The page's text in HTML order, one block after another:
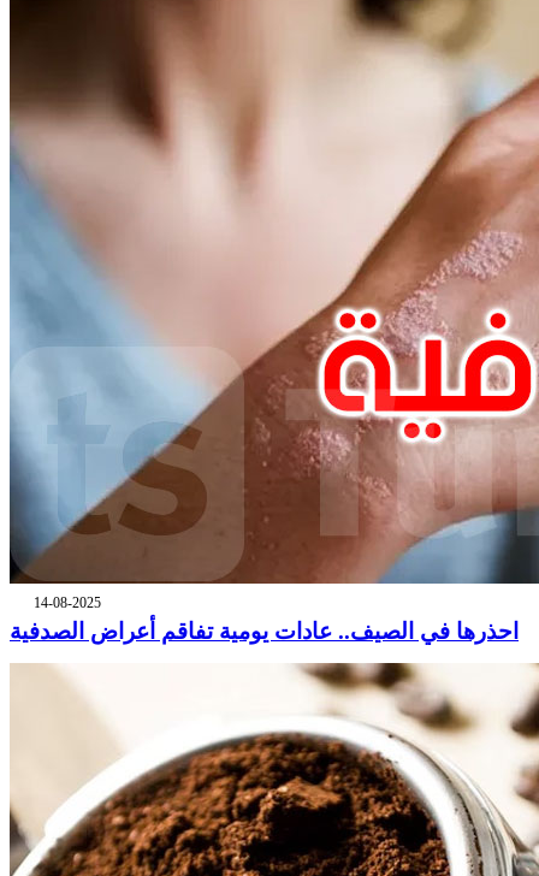
14-08-2025
احذرها في الصيف.. عادات يومية تفاقم أعراض الصدفية